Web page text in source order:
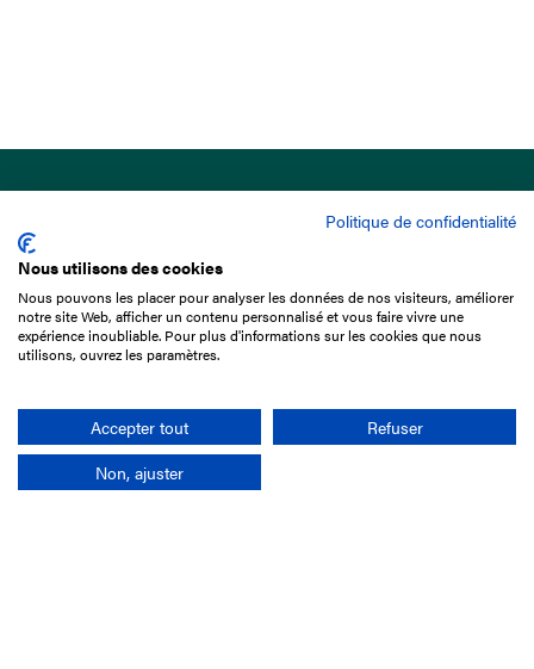
15 Boulevard de Douaumont
75017 Paris
01 49 10 20 29
Rechercher
Politique de confidentialité
Nous utilisons des cookies
Nous pouvons les placer pour analyser les données de nos visiteurs, améliorer
notre site Web, afficher un contenu personnalisé et vous faire vivre une
expérience inoubliable. Pour plus d'informations sur les cookies que nous
utilisons, ouvrez les paramètres.
Accepter tout
Refuser
Non, ajuster